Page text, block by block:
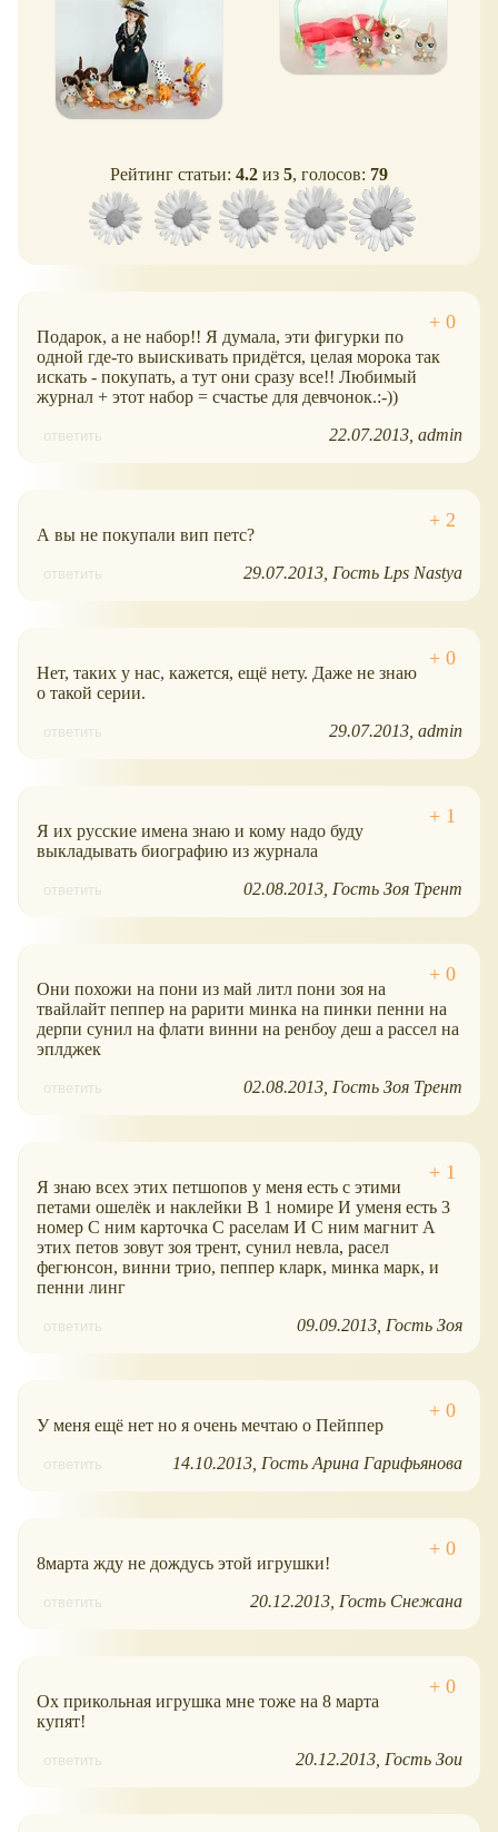
Рейтинг статьи: 4.2 из 5, голосов: 79
Подарок, а не набор!! Я думала, эти фигурки по
одной где-то выискивать придётся, целая морока так
искать - покупать, а тут они сразу все!! Любимый
журнал + этот набор = счастье для девчонок.:-))
ответить 22.07.2013 admin
А вы не покупали вип петс?
ответить 29.07.2013 Гость Lps Nastya
Нет, таких у нас, кажется, ещё нету. Даже не знаю
о такой серии.
ответить 29.07.2013 admin
Я их русские имена знаю и кому надо буду
выкладывать биографию из журнала
ответить 02.08.2013 Гость Зоя Трент
Они похожи на пони из май литл пони зоя на
твайлайт пеппер на рарити минка на пинки пенни на
дерпи сунил на флати винни на ренбоу деш а рассел на
эплджек
ответить 02.08.2013 Гость Зоя Трент
Я знаю всех этих петшопов у меня есть с этими
петами ошелёк и наклейки В 1 номире И уменя есть 3
номер С ним карточка С раселам И С ним магнит А
этих петов зовут зоя трент, сунил невла, расел
фегюнсон, винни трио, пеппер кларк, минка марк, и
пенни линг
ответить 09.09.2013 Гость Зоя
У меня ещё нет но я очень мечтаю о Пейппер
ответить 14.10.2013 Гость Арина Гарифьянова
8марта жду не дождусь этой игрушки!
ответить 20.12.2013 Гость Снежана
Ох прикольная игрушка мне тоже на 8 марта
купят!
ответить 20.12.2013 Гость Зои